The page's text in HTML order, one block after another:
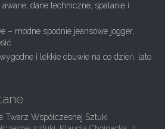
dane techniczne, spalanie i
– modne spodnie jeansowe jogger,
i lekkie obuwie na co dzień, lato
Twarz Współczesnej Sztuki